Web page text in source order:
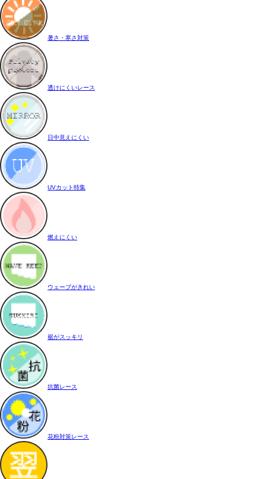
暑さ・寒さ対策
透けにくいレース
日中見えにくい
UVカット特集
燃えにくい
ウェーブがきれい
裾がスッキリ
抗菌レース
花粉対策レース